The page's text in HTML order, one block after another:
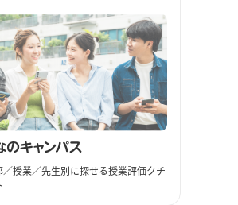
授業／先生別に探せる授業評価クチ